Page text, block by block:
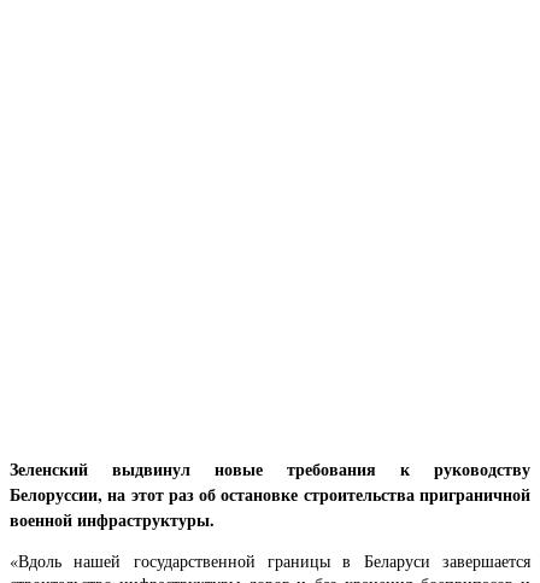
Зеленский выдвинул новые требования к руководству
Белоруссии, на этот раз об остановке строительства приграничной
военной инфраструктуры.
«Вдоль нашей государственной границы в Беларуси завершается